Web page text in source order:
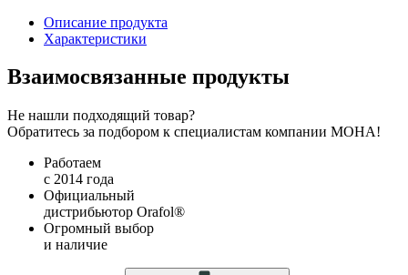
Описание продукта
Характеристики
Взаимосвязанные продукты
Не нашли подходящий товар?
Обратитесь за подбором к специалистам компании МОНА!
Работаем
с 2014 года
Официальный
дистрибьютор Orafol®
Огромный выбор
и наличие